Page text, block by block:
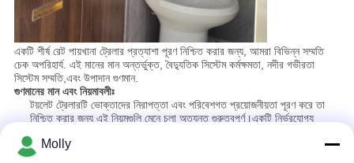
একটি শীর্ষ রেট পায়খানা ট্রেলার প্রত্যাশা পূরণ নিশ্চিত করার জন্য, আমরা বিভিন্ন সম্মতি
চেক অপরিহার্য. এই মানের মান অন্তর্ভুক্ত, বৈদ্যুতিক সিস্টেম কর্মক্ষমতা, নদীর গভীরতা
সিস্টেম সম্মতি,এবং উপাদান গুণমান.
গুণমানের মান এবং নিয়মাবলীঃ
টয়লেট ট্রেলারটি ভোক্তাদের নিরাপত্তা এবং পরিবেশগত প্রয়োজনীয়তা পূরণ করে তা
নিশ্চিত করার জন্য এই নিয়মগুলি মেনে চলা অত্যন্ত গুরুত্বপূর্ণ।একটি নির্ভরযোগ্য
এবং একই সাথে এর পরিবেশগত প্রভাবকে কমিয়ে আনে, যা এটিকে কার্যকর এবং পরিবেশ
বান্ধব করে তোলে।
Molly